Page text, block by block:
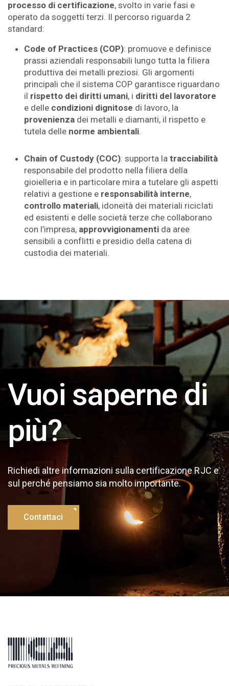
processo di certificazione, svolto in varie fasi e
operato da soggetti terzi. Il percorso riguarda 2
standard:
Code of Practices (COP): promuove e definisce
prassi aziendali responsabili lungo tutta la filiera
produttiva dei metalli preziosi. Gli argomenti
principali che il sistema COP garantisce riguardano
il rispetto dei diritti umani, i diritti del lavoratore
e delle condizioni dignitose di lavoro, la
provenienza dei metalli e diamanti, il rispetto e
tutela delle norme ambientali.
Chain of Custody (COC): supporta latracciabilità
responsabile del prodotto nella filiera della
gioielleria e in particolare mira a tutelare gli aspetti
relativi a gestione e responsabilità interne,
controllo materiali, idoneità dei materiali riciclati
ed esistenti e delle società terze che collaborano
con l’impresa, approvvigionamenti da aree
sensibili a conflitti e presidio della catena di
custodia dei materiali.
Vuoi saperne di
più?
Richiedi altre informazioni sulla certificazione RJC e
sul perché pensiamo sia molto importante.
Contattaci